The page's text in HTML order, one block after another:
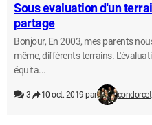
Sous evaluation d'un
partage
Bonjour, En 2003, mes parents
même, différents terrains.
équita...
3 10 oct. 2019 par condorcet